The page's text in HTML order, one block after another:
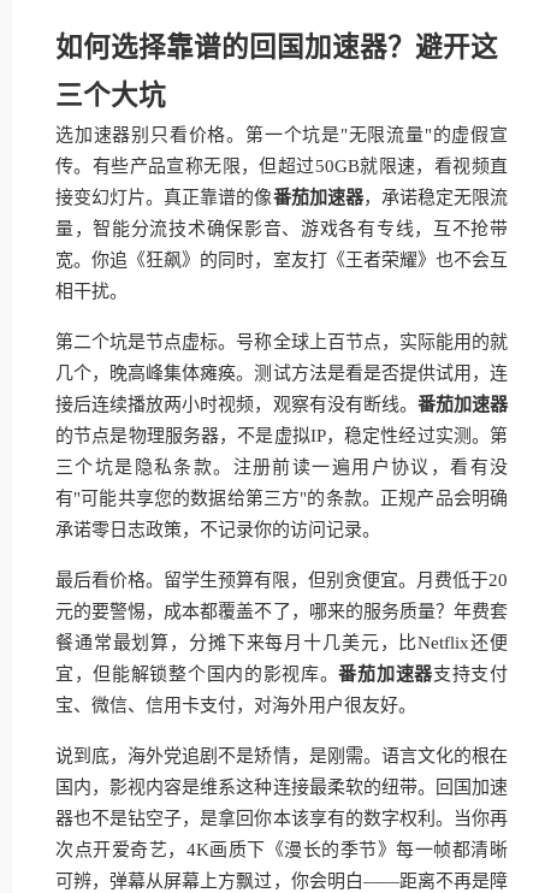
如何选择靠谱的回国加速器？避开这
三个大坑
选加速器别只看价格。第一个坑是"无限流量"的虚假宣
传。有些产品宣称无限，但超过50GB就限速，看视频直
接变幻灯片。真正靠谱的像番茄加速器，承诺稳定无限流
量，智能分流技术确保影音、游戏各有专线，互不抢带
宽。你追《狂飙》的同时，室友打《王者荣耀》也不会互
相干扰。
第二个坑是节点虚标。号称全球上百节点，实际能用的就
几个，晚高峰集体瘫痪。测试方法是看是否提供试用，连
接后连续播放两小时视频，观察有没有断线。 番茄加速器
的节点是物理服务器，不是虚拟IP，稳定性经过实测。第
三个坑是隐私条款。注册前读一遍用户协议，看有没
有"可能共享您的数据给第三方"的条款。正规产品会明确
承诺零日志政策，不记录你的访问记录。
最后看价格。留学生预算有限，但别贪便宜。月费低于20
元的要警惕，成本都覆盖不了，哪来的服务质量？年费套
餐通常最划算，分摊下来每月十几美元，比Netflix还便
宜，但能解锁整个国内的影视库。番茄加速器支持支付
宝、微信、信用卡支付，对海外用户很友好。
说到底，海外党追剧不是矫情，是刚需。语言文化的根在
国内，影视内容是维系这种连接最柔软的纽带。回国加速
器也不是钻空子，是拿回你本该享有的数字权利。当你再
次点开爱奇艺，4K画质下《漫长的季节》每一帧都清晰
可辨，弹幕从屏幕上方飘过，你会明白——距离不再是障